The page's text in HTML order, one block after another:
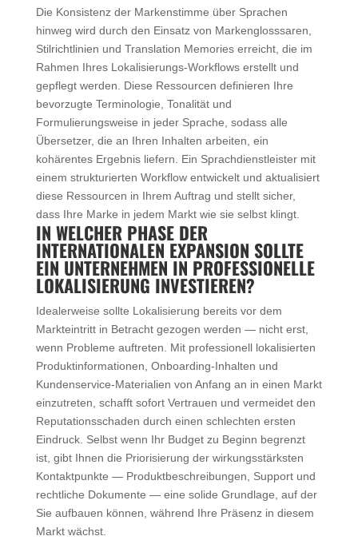
Die Konsistenz der Markenstimme über Sprachen
hinweg wird durch den Einsatz von Markenglosssaren,
Stilrichtlinien und Translation Memories erreicht, die im
Rahmen Ihres Lokalisierungs-Workflows erstellt und
gepflegt werden. Diese Ressourcen definieren Ihre
bevorzugte Terminologie, Tonalität und
Formulierungsweise in jeder Sprache, sodass alle
Übersetzer, die an Ihren Inhalten arbeiten, ein
kohärentes Ergebnis liefern. Ein Sprachdienstleister mit
einem strukturierten Workflow entwickelt und aktualisiert
diese Ressourcen in Ihrem Auftrag und stellt sicher,
dass Ihre Marke in jedem Markt wie sie selbst klingt.
IN WELCHER PHASE DER
INTERNATIONALEN EXPANSION SOLLTE
EIN UNTERNEHMEN IN PROFESSIONELLE
LOKALISIERUNG INVESTIEREN?
Idealerweise sollte Lokalisierung bereits vor dem
Markteintritt in Betracht gezogen werden — nicht erst,
wenn Probleme auftreten. Mit professionell lokalisierten
Produktinformationen, Onboarding-Inhalten und
Kundenservice-Materialien von Anfang an in einen Markt
einzutreten, schafft sofort Vertrauen und vermeidet den
Reputationsschaden durch einen schlechten ersten
Eindruck. Selbst wenn Ihr Budget zu Beginn begrenzt
ist, gibt Ihnen die Priorisierung der wirkungsstärksten
Kontaktpunkte — Produktbeschreibungen, Support und
rechtliche Dokumente — eine solide Grundlage, auf der
Sie aufbauen können, während Ihre Präsenz in diesem
Markt wächst.